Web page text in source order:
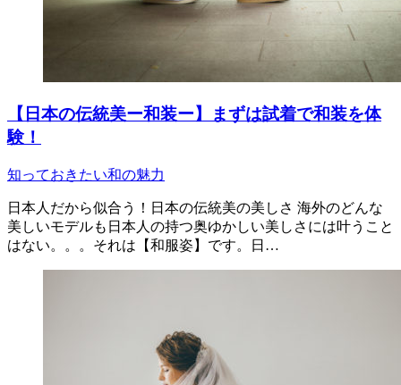
【日本の伝統美ー和装ー】まずは試着で和装を体
験！
知っておきたい和の魅力
日本人だから似合う！日本の伝統美の美しさ 海外のどんな
美しいモデルも日本人の持つ奥ゆかしい美しさには叶うこと
はない。。。それは【和服姿】です。日…